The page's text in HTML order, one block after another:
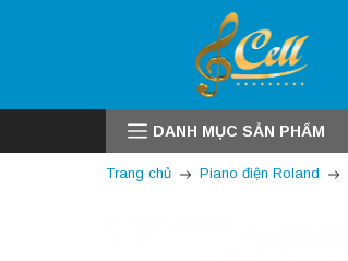
DANH MỤC SẢN PHẨM
Trang chủ Piano điện Roland